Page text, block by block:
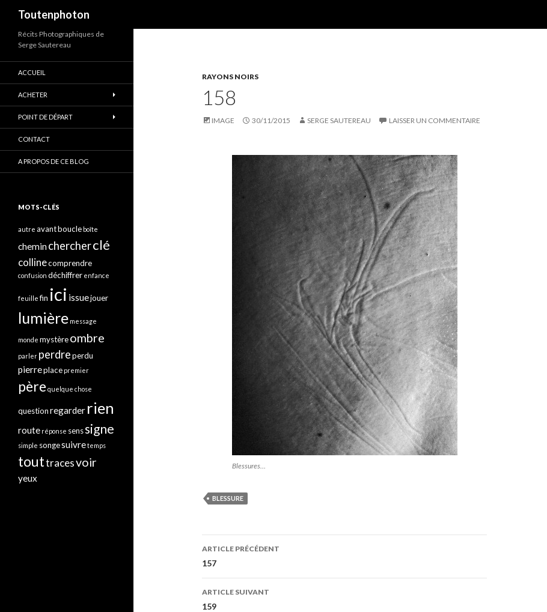
Toutenphoton
RAYONS NOIRS
158
IMAGE 30/11/2015 SERGE SAUTEREAU LAISSER UN COMMENTAIRE
Blessures…
BLESSURE
Navigation
des
articles
ARTICLE PRÉCÉDENT
157
ARTICLE SUIVANT
159
Récits Photographiques de
Serge Sautereau
ACCUEIL
ACHETER
POINT DE DÉPART
CONTACT
A PROPOS DE CE BLOG
MOTS-CLÉS
autre avantboucle boîte
cheminchercherclé
collinecomprendre
confusion déchiffrer enfance
feuille fin ici issuejouer
lumière message
monde mystèreombre
parler perdreperdu
pierreplace premier
père quelque chose
questionregarder rien
route réponse senssigne
simple songesuivretemps
touttracesvoir
yeux